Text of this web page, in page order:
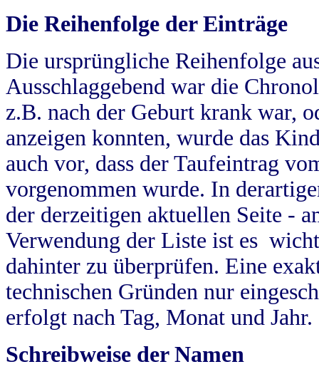
Die Reihenfolge der Einträge
Die ursprüngliche Reihenfolge
Ausschlaggebend war die
z.B. nach der Geburt krank war,
anzeigen konnten, wurde das
auch vor, dass der Taufeintrag
vorgenommen wurde. In
der derzeitigen aktuellen Seite -
Verwendung der Liste ist es
dahinter zu überprüfen. Eine
technischen Gründen nur
erfolgt nach Tag, Monat und Jahr.
Schreibweise der Namen